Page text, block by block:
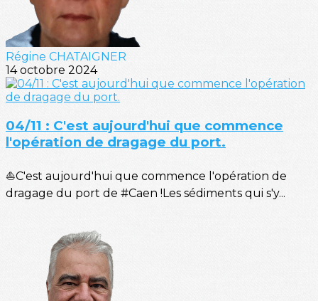
Régine CHATAIGNER
14 octobre 2024
04/11 : C'est aujourd'hui que commence
l'opération de dragage du port.
⛵C'est aujourd'hui que commence l'opération de
dragage du port de #Caen !Les sédiments qui s'y...